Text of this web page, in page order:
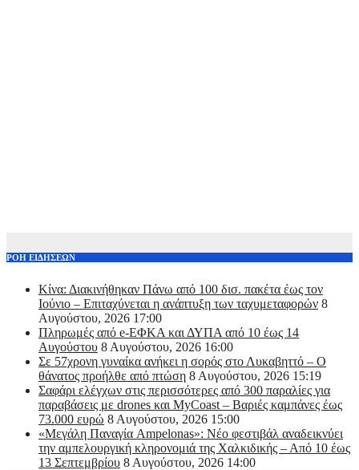
ΡΟΗ ΕΙΔΗΣΕΩΝ
Κίνα: Διακινήθηκαν Πάνω από 100 δισ. πακέτα έως τον
Ιούνιο – Επιταχύνεται η ανάπτυξη των ταχυμεταφορών 8
Αυγούστου, 2026 17:00
Πληρωμές από e-ΕΦΚΑ και ΔΥΠΑ από 10 έως 14
Αυγούστου 8 Αυγούστου, 2026 16:00
Σε 57χρονη γυναίκα ανήκει η σορός στο Λυκαβηττό – Ο
θάνατος προήλθε από πτώση 8 Αυγούστου, 2026 15:19
Σαφάρι ελέγχων στις περισσότερες από 300 παραλίες για
παραβάσεις με drones και MyCoast – Βαριές καμπάνες έως
73.000 ευρώ 8 Αυγούστου, 2026 15:00
«Μεγάλη Παναγία Ampelonas»: Νέο φεστιβάλ αναδεικνύει
την αμπελουργική κληρονομιά της Χαλκιδικής – Από 10 έως
13 Σεπτεμβρίου 8 Αυγούστου, 2026 14:00